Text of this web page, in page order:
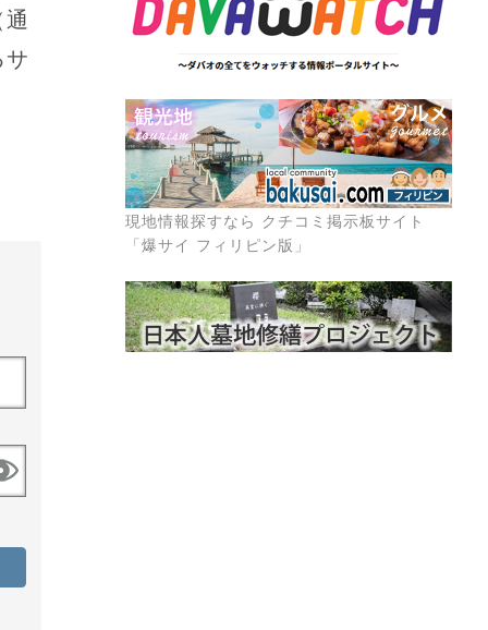
現地情報探すなら クチコミ掲示板サイト
「爆サイ フィリピン版」